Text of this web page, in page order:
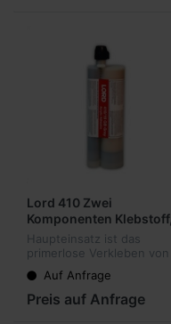
Lord 410 Zwei
Komponenten Klebstoff,
20-45 Minuten Offene
Zeit
Haupteinsatz ist das
primerlose Verkleben von
thermoplastischen
Kunststoffen. Lange
Verarbeitungszeiten
Auf Anfrage
Preis auf Anfrage